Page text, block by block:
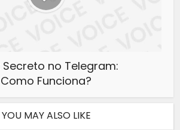
no Telegram:
Como Funciona?
YOU MAY ALSO LIKE